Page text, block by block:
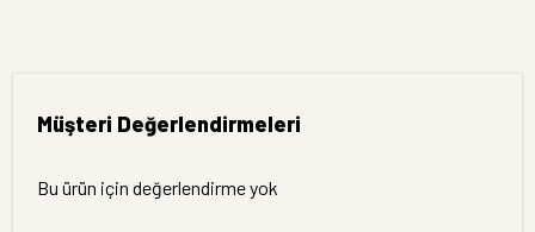
Müşteri Değerlendirmeleri
Bu ürün için değerlendirme yok